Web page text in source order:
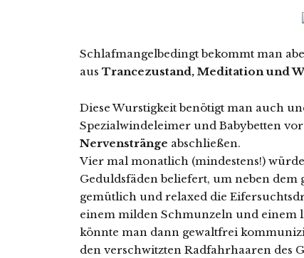
Schlafmangelbedingt bekommt man
aus Trancezustand, Meditation und
Diese Wurstigkeit benötigt man auch
Spezialwindeleimer und Babybetten
Nervenstränge abschließen.
Vier mal monatlich (mindestens!)
Geduldsfäden beliefert, um neben
gemütlich und relaxed die
einem milden Schmunzeln und einem
könnte man dann gewaltfrei
den verschwitzten Radfahrhaaren des